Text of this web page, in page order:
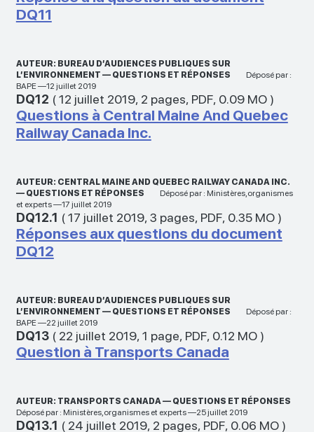
DQ11
AUTEUR: BUREAU D’AUDIENCES PUBLIQUES SUR
L’ENVIRONNEMENT — QUESTIONS ET RÉPONSES
Déposé par :
BAPE —12 juillet 2019
DQ12 (12 juillet 2019, 2 pages, PDF, 0.09 MO)
Questions à Central Maine And Quebec
Railway Canada Inc.
AUTEUR: CENTRAL MAINE AND QUEBEC RAILWAY CANADA INC.
— QUESTIONS ET RÉPONSES
Déposé par : Ministères,organismes
et experts —17 juillet 2019
DQ12.1 (17 juillet 2019, 3 pages, PDF, 0.35 MO)
Réponses aux questions du document
DQ12
AUTEUR: BUREAU D’AUDIENCES PUBLIQUES SUR
L’ENVIRONNEMENT — QUESTIONS ET RÉPONSES
Déposé par :
BAPE —22 juillet 2019
DQ13( 22 juillet 2019, 1 page, PDF, 0.12 MO)
Question à Transports Canada
AUTEUR: TRANSPORTS CANADA — QUESTIONS ET RÉPONSES
Déposé par : Ministères,organismes et experts —25 juillet 2019
DQ13.1 ( 24 juillet 2019, 2 pages, PDF, 0.06 MO)